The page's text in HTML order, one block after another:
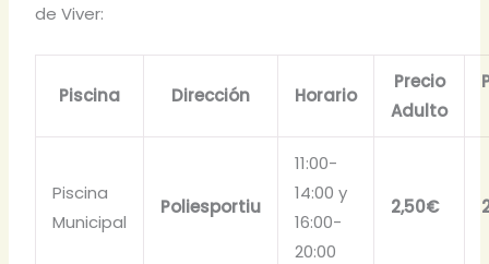
de Viver:
Piscina Dirección Horario
Precio
Adulto
Piscina
Municipal
Poliesportiu
11:00-
14:00 y
16:00-
20:00
2,50€